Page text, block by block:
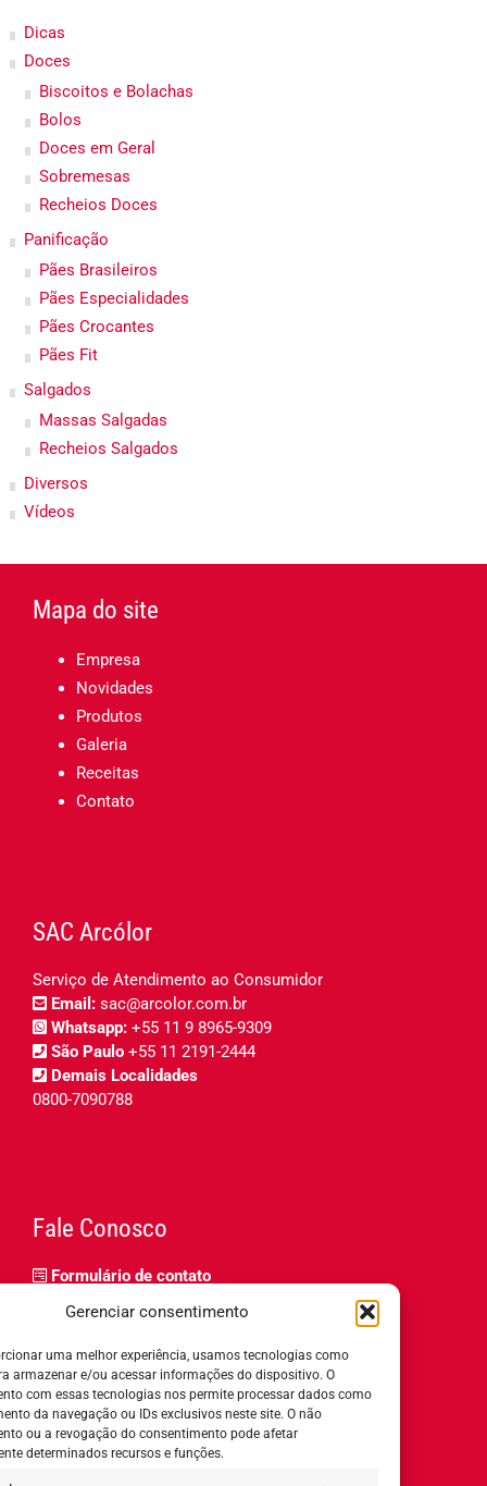
Gerenciar consentimento
uma melhor experiência, usamos tecnologias como
armazenar e/ou acessar informações do dispositivo. O
com essas tecnologias nos permite processar dados como
da navegação ou IDs exclusivos neste site. O não
ou a revogação do consentimento pode afetar
determinados recursos e funções.
Dicas
Doces
Biscoitos e Bolachas
Bolos
Doces em Geral
Sobremesas
Recheios Doces
Panificação
Pães Brasileiros
Pães Especialidades
Pães Crocantes
Pães Fit
Salgados
Massas Salgadas
Recheios Salgados
Diversos
Vídeos
Mapa do site
Empresa
Novidades
Produtos
Galeria
Receitas
Contato
SAC Arcólor
Serviço de Atendimento ao Consumidor
Email: sac@arcolor.com.br
Whatsapp: +55 11 9 8965-9309
São Paulo +55 11 2191-2444
Demais Localidades
0800-7090788
Fale Conosco
Formulário de contato
Relatório de igualdade salarial
Horário de Atendimento: